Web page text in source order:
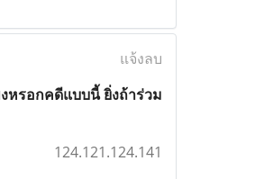
แจ้งลบ
หรอกคดีแบบนี้ ยิ่งถ้าร่วม
124.121.124.141